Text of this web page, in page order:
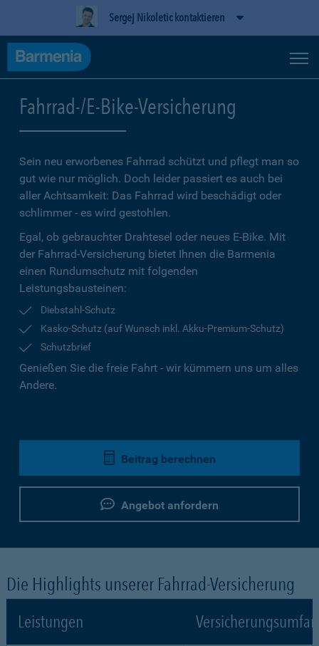
Sergej Nikoletic kontaktieren
Fahrrad-/E-Bike-Versicherung
Sein neu erworbenes Fahrrad schützt und pflegt man so
gut wie nur möglich. Doch leider passiert es auch bei
aller Achtsamkeit: Das Fahrrad wird beschädigt oder
schlimmer - es wird gestohlen.
Egal, ob gebrauchter Drahtesel oder neues E-Bike. Mit
der Fahrrad-Versicherung bietet Ihnen die Barmenia
einen Rundumschutz mit folgenden
Leistungsbausteinen:
Diebstahl-Schutz
Kasko-Schutz (auf Wunsch inkl. Akku-Premium-Schutz)
Schutzbrief
Genießen Sie die freie Fahrt - wir kümmern uns um alles
Andere.
Beitrag berechnen
Angebot anfordern
Die Highlights unserer Fahrrad-Versicherung
Leistungen